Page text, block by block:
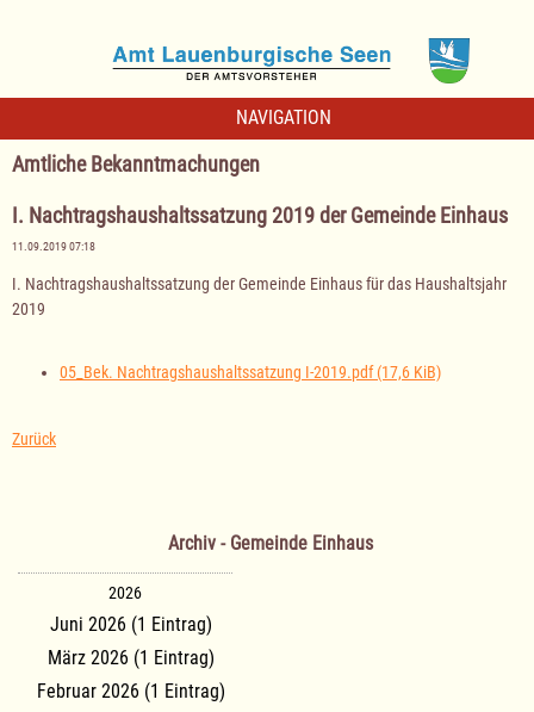
NAVIGATION
Amtliche Bekanntmachungen
I. Nachtragshaushaltssatzung 2019 der Gemeinde Einhaus
11.09.2019 07:18
I. Nachtragshaushaltssatzung der Gemeinde Einhaus für das Haushaltsjahr
2019
05_Bek. Nachtragshaushaltssatzung I-2019.pdf(17,6 KiB)
Zurück
Archiv - Gemeinde Einhaus
2026
Juni 2026 (1 Eintrag)
März 2026 (1 Eintrag)
Februar 2026 (1 Eintrag)